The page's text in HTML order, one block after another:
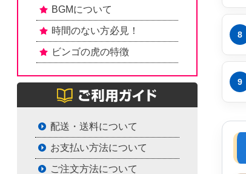
BGMについて
時間のない方必見！
ビンゴの虎の特徴
配送・送料について
お支払い方法について
ご注文方法について
8
9